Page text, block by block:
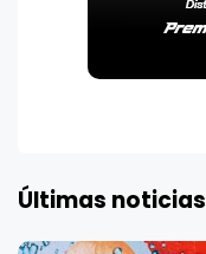
Últimas noticias